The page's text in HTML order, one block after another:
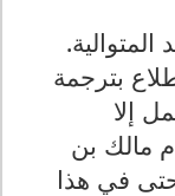
بترجمة
إلا
مالك بن
90-179هـ). حتى في هذا